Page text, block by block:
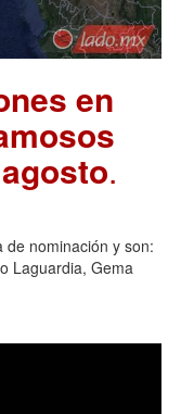
en
.
nominación y son:
Laguardia, Gema